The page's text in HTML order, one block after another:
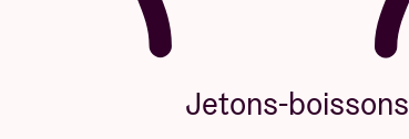
Jetons-boissons